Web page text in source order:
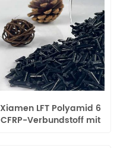
Xiamen LFT Polyamid 6
CFRP-Verbundstoff mit